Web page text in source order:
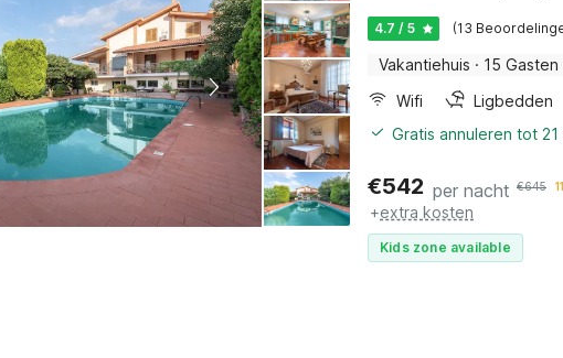
4.7 / 5 (13
Vakantiehuis · 15 Gasten
Wifi
Ligbedden
Gratis annuleren tot
€542 per nacht €645
+extra kosten
Kids zone available